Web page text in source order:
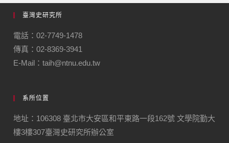
臺灣史研究所
電話：02-7749-1478
傳真：02-8369-3941
E-Mail：taih@ntnu.edu.tw
系所位置
地址：106308 臺北市大安區和平東路一段162號 文學院勤大
樓3樓307臺灣史研究所辦公室